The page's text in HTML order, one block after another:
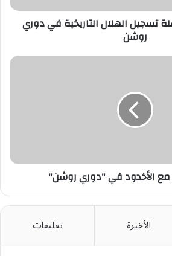
تسجيل الهلال التاريخية في دوري
روشن
مع الأخدود في "دوري روشن"
الأخيرة تعليقات